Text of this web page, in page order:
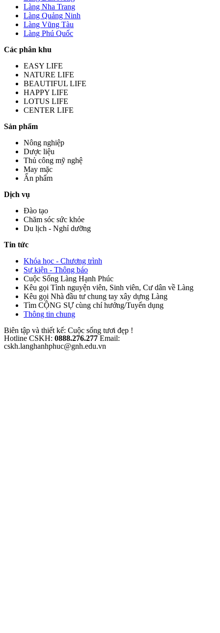
Làng Nha Trang
Làng Quảng Ninh
Làng Vũng Tàu
Làng Phú Quốc
Các phân khu
EASY LIFE
NATURE LIFE
BEAUTIFUL LIFE
HAPPY LIFE
LOTUS LIFE
CENTER LIFE
Sản phẩm
Nông nghiệp
Dược liệu
Thủ công mỹ nghệ
May mặc
Ấn phẩm
Dịch vụ
Đào tạo
Chăm sóc sức khỏe
Du lịch - Nghỉ dưỡng
Tin tức
Khóa học - Chương trình
Sự kiện - Thông báo
Cuộc Sống Làng Hạnh Phúc
Kêu gọi Tình nguyện viên, Sinh viên, Cư dân về Làng
Kêu gọi Nhà đầu tư chung tay xây dựng Làng
Tìm CỘNG SỰ cùng chí hướng/Tuyển dụng
Thông tin chung
Biên tập và thiết kế: Cuộc sống tươi đẹp !
Hotline CSKH: 0888.276.277 Email:
cskh.langhanhphuc@gnh.edu.vn